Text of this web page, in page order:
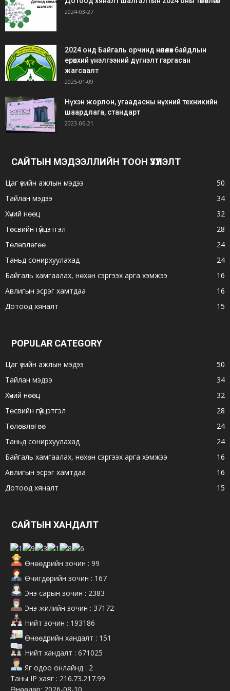
2024-03-27
2024 онд Байгаль орчинд нөлөөлөх байдлын
ерөнхий үнэлгээний дүгнэлт гаргасан
жагсаалт
2025-01-09
Нүхэн жорлон, угаадасны нүхний техникийн
шаардлага, стандарт
2023-06-21
САЙТЫН МЭДЭЭЛЛИЙН ТООН ҮЗҮҮЛЭЛТ
Цаг үеийн ажлын мэдээ
50
Тайлан мэдээ
34
Хүний нөөц
32
Төсвийн гүйцэтгэл
28
Төлөвлөгөө
24
Таньд сонирхуулахад
24
Байгаль хамгаалах, нөхөн сэргээх арга хэмжээ
16
Авлигын эсрэг хамтдаа
16
Дотоод хяналт
15
POPULAR CATEGORY
Цаг үеийн ажлын мэдээ
50
Тайлан мэдээ
34
Хүний нөөц
32
Төсвийн гүйцэтгэл
28
Төлөвлөгөө
24
Таньд сонирхуулахад
24
Байгаль хамгаалах, нөхөн сэргээх арга хэмжээ
16
Авлигын эсрэг хамтдаа
16
Дотоод хяналт
15
САЙТЫН ХАНДАЛТ
Өнөөдрийн зочин : 99
Өчигдөрийн зочин : 167
Энэ сарын зочин : 2383
Энэ жилийн зочин : 37172
Нийт зочин : 193186
Өнөөдрийн хандалт : 151
Нийт хандалт : 671025
Яг одоо онлайнд : 2
Таны IP хаяг : 216.73.217.99